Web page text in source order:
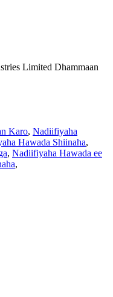
Limited Dhammaan
Karo, Nadiifiyaha
Hawada Shiinaha,
, Nadiifiyaha Hawada ee
,